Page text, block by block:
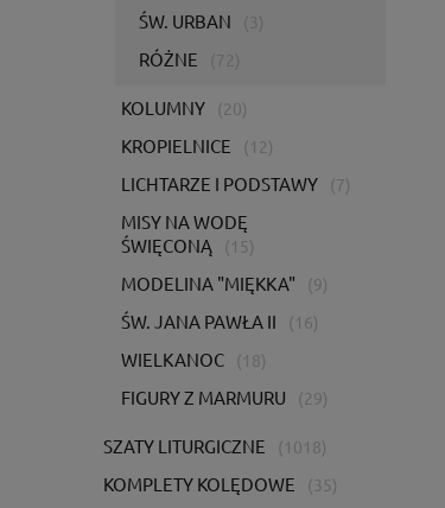
ŚW. URBAN
RÓŻNE
KOLUMNY (20)
KROPIELNICE (12)
LICHTARZE I PODSTAWY (7)
MISY NA WODĘ
ŚWIĘCONĄ
(15)
MODELINA "MIĘKKA" (9)
ŚW. JANA PAWŁA II (16)
WIELKANOC (18)
FIGURY Z MARMURU (29)
SZATY LITURGICZNE (1018)
KOMPLETY KOLĘDOWE (35)